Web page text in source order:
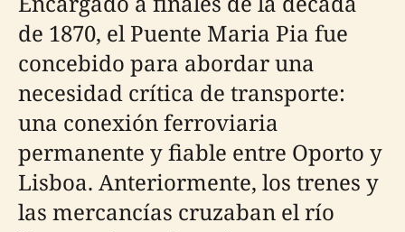
de 1870, el Puente Maria Pia fue
concebido para abordar una
necesidad crítica de transporte:
una conexión ferroviaria
permanente y fiable entre Oporto y
Lisboa. Anteriormente, los trenes y
las mercancías cruzaban el río